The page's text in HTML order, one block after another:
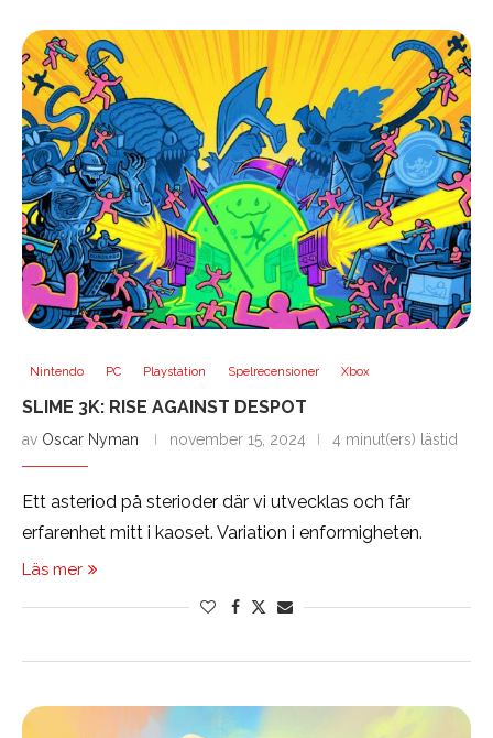
Nintendo PC Playstation Spelrecensioner Xbox
SLIME 3K: RISE AGAINST DESPOT
av Oscar Nyman november 15, 2024 4 minut(ers) lästid
Ett asteriod på sterioder där vi utvecklas och får
erfarenhet mitt i kaoset. Variation i enformigheten.
Läs mer